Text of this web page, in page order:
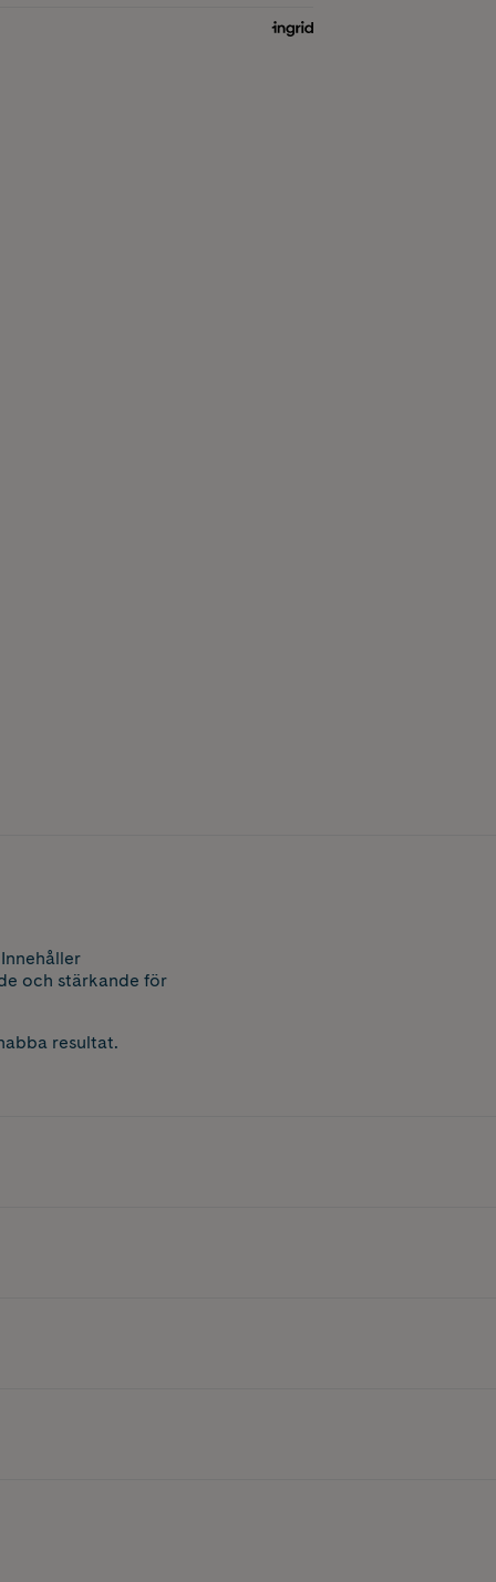
och stärkande för
resultat.